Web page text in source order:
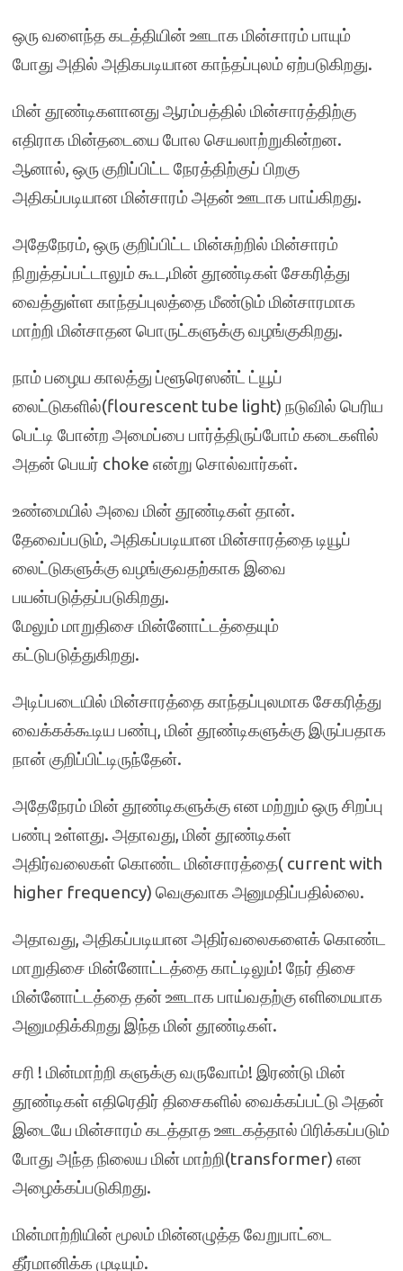
ஒரு வளைந்த கடத்தியின் ஊடாக மின்சாரம் பாயும்
போது அதில் அதிகபடியான காந்தப்புலம் ஏற்படுகிறது.
மின் தூண்டிகளானது ஆரம்பத்தில் மின்சாரத்திற்கு
எதிராக மின்தடையை போல செயலாற்றுகின்றன.
ஆனால், ஒரு குறிப்பிட்ட நேரத்திற்குப் பிறகு
அதிகப்படியான மின்சாரம் அதன் ஊடாக பாய்கிறது.
அதேநேரம், ஒரு குறிப்பிட்ட மின்சுற்றில் மின்சாரம்
நிறுத்தப்பட்டாலும் கூட,மின் தூண்டிகள் சேகரித்து
வைத்துள்ள காந்தப்புலத்தை மீண்டும் மின்சாரமாக
மாற்றி மின்சாதன பொருட்களுக்கு வழங்குகிறது.
நாம் பழைய காலத்து ப்ளூரெஸன்ட் ட்யூப்
லைட்டுகளில்(flourescent tube light) நடுவில் பெரிய
பெட்டி போன்ற அமைப்பை பார்த்திருப்போம் கடைகளில்
அதன் பெயர் choke என்று சொல்வார்கள்.
உண்மையில் அவை மின் தூண்டிகள் தான்.
தேவைப்படும், அதிகப்படியான மின்சாரத்தை டியூப்
லைட்டுகளுக்கு வழங்குவதற்காக இவை
பயன்படுத்தப்படுகிறது.
மேலும் மாறுதிசை மின்னோட்டத்தையும்
கட்டுபடுத்துகிறது.
அடிப்படையில் மின்சாரத்தை காந்தப்புலமாக சேகரித்து
வைக்கக்கூடிய பண்பு, மின் தூண்டிகளுக்கு இருப்பதாக
நான் குறிப்பிட்டிருந்தேன்.
அதேநேரம் மின் தூண்டிகளுக்கு என மற்றும் ஒரு சிறப்பு
பண்பு உள்ளது. அதாவது, மின் தூண்டிகள்
அதிர்வலைகள் கொண்ட மின்சாரத்தை( current with
higher frequency) வெகுவாக அனுமதிப்பதில்லை.
அதாவது, அதிகப்படியான அதிர்வலைகளைக் கொண்ட
மாறுதிசை மின்னோட்டத்தை காட்டிலும்! நேர் திசை
மின்னோட்டத்தை தன் ஊடாக பாய்வதற்கு எளிமையாக
அனுமதிக்கிறது இந்த மின் தூண்டிகள்.
சரி ! மின்மாற்றி களுக்கு வருவோம்! இரண்டு மின்
தூண்டிகள் எதிரெதிர் திசைகளில் வைக்கப்பட்டு அதன்
இடையே மின்சாரம் கடத்தாத ஊடகத்தால் பிரிக்கப்படும்
போது அந்த நிலைய மின் மாற்றி(transformer) என
அழைக்கப்படுகிறது.
மின்மாற்றியின் மூலம் மின்னழுத்த வேறுபாட்டை
தீர்மானிக்க முடியும்.